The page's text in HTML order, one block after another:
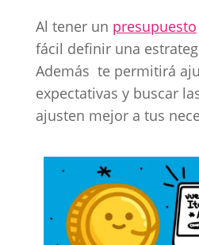
Al tener un presupuesto
fácil definir una
Además te permitirá
expectativas y buscar
ajusten mejor a tus